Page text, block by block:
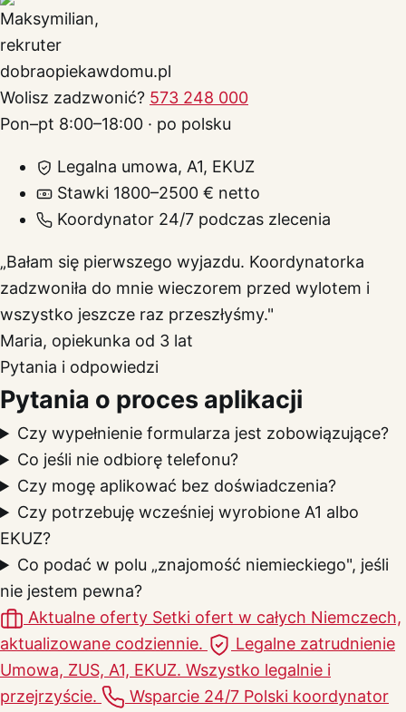
Wolisz zadzwonić? 573 248 000
Pon–pt 8:00–18:00 · po polsku
Legalna umowa, A1, EKUZ
Stawki 1800–2500 € netto
Koordynator 24/7 podczas zlecenia
„Bałam się pierwszego wyjazdu. Koordynatorka
zadzwoniła do mnie wieczorem przed wylotem i
wszystko jeszcze raz przeszłyśmy."
Maria, opiekunka od 3 lat
Pytania i odpowiedzi
Pytania o proces aplikacji
Czy wypełnienie formularza jest zobowiązujące?
Co jeśli nie odbiorę telefonu?
Czy mogę aplikować bez doświadczenia?
Czy potrzebuję wcześniej wyrobione A1 albo
EKUZ?
Co podać w polu „znajomość niemieckiego", jeśli
nie jestem pewna?
Aktualne oferty Setki ofert w całych Niemczech,
aktualizowane codziennie.
Legalne zatrudnienie
Umowa, ZUS, A1, EKUZ. Wszystko legalnie i
przejrzyście.
Wsparcie 24/7 Polski koordynator